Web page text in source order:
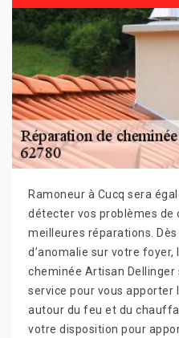
Ramoneur à Cucq sera
détecter vos problèmes de
meilleures réparations.
d’anomalie sur votre foyer,
cheminée Artisan Dellinger
service pour vous apporter
autour du feu et du
votre disposition pour